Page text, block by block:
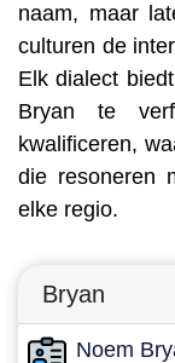
naam, maar
culturen de
Elk dialect
Bryan te
kwalificeren,
die resoneren
elke regio.
Bryan
Noem